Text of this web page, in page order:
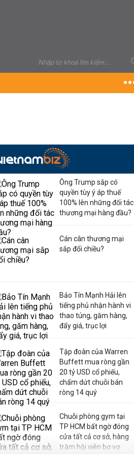
Ông Trump sắp có
quyền tùy ý áp thuế
100% lên những đối tác
thương mại hàng đầu?
Cán cân thương mại
sắp đổi chiều?
Bảo Tín Mạnh Hải lên
tiếng phủ nhận hành vi
thao túng, găm hàng,
đẩy giá, trục lợi
Tập đoàn của Warren
Buffett mua ròng gần
20 tỷ USD cổ phiếu,
chấm dứt chuỗi bán
ròng 14 quý
Chuỗi phòng gym tại
TP HCM bất ngờ đóng
cửa tất cả cơ sở, hàng
trăm hội viên bơ vơ